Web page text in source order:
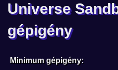
Universe
gépigény
Minimum gépigény: